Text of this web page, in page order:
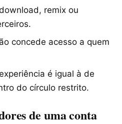
remix ou
concede acesso a quem
é igual à de
do círculo restrito.
de uma conta